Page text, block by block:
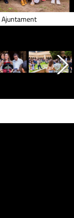
Ajuntament